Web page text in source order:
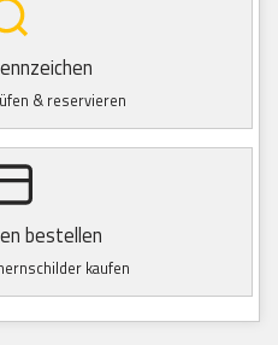
& reservieren
bestellen
kaufen